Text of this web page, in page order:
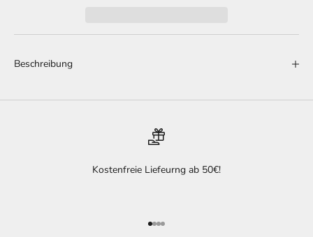
Beschreibung
Kostenfreie Liefeurng ab 50€!
Gehe zu Element 1
Gehe zu Element 2
Gehe zu Element 3
Gehe zu Element 4